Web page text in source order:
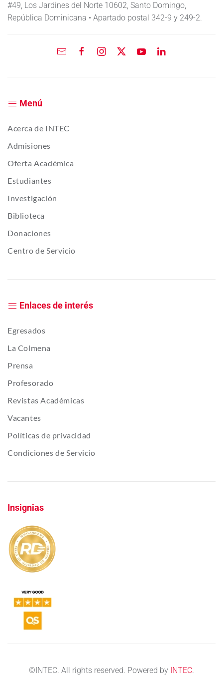
#49, Los Jardines del Norte 10602, Santo Domingo,
República Dominicana • Apartado postal 342-9 y 249-2.
Menú
Acerca de INTEC
Admisiones
Oferta Académica
Estudiantes
Investigación
Biblioteca
Donaciones
Centro de Servicio
Enlaces de interés
Egresados
La Colmena
Prensa
Profesorado
Revistas Académicas
Vacantes
Políticas de privacidad
Condiciones de Servicio
Insignias
©INTEC. All rights reserved. Powered by INTEC.